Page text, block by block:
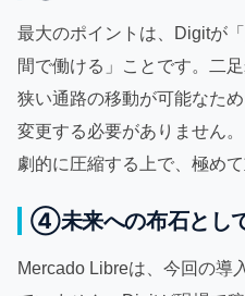
最大のポイントは、Digitが
間で働ける」ことです。二
狭い通路の移動が可能なた
変更する必要がありません
劇的に圧縮する上で、極めて
④未来への布石とし
Mercado Libreは、今回の導